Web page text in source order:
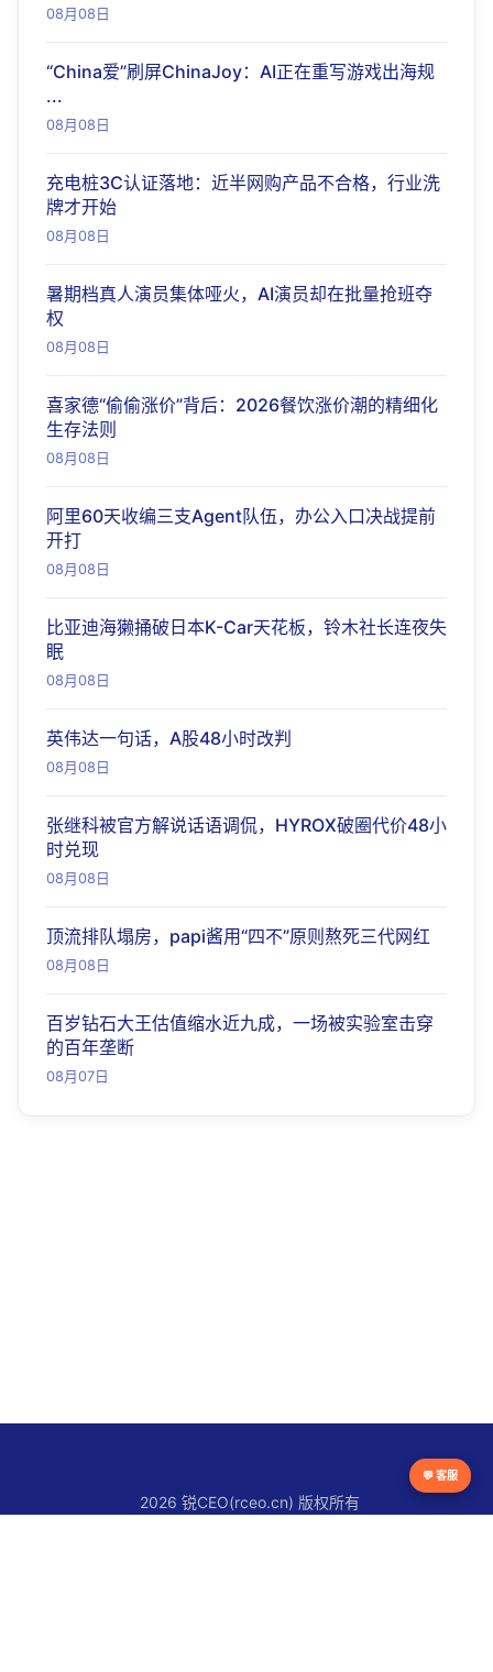
08月08日
“China爱”刷屏ChinaJoy：AI正在重写游戏出海规
...
08月08日
充电桩3C认证落地：近半网购产品不合格，行业洗
牌才开始
08月08日
暑期档真人演员集体哑火，AI演员却在批量抢班夺
权
08月08日
喜家德“偷偷涨价”背后：2026餐饮涨价潮的精细化
生存法则
08月08日
阿里60天收编三支Agent队伍，办公入口决战提前
开打
08月08日
比亚迪海獭捅破日本K-Car天花板，铃木社长连夜失
眠
08月08日
英伟达一句话，A股48小时改判
08月08日
张继科被官方解说话语调侃，HYROX破圈代价48小
时兑现
08月08日
顶流排队塌房，papi酱用“四不”原则熬死三代网红
08月08日
百岁钻石大王估值缩水近九成，一场被实验室击穿
的百年垄断
08月07日
2026 锐CEO(rceo.cn) 版权所有
💬 客服